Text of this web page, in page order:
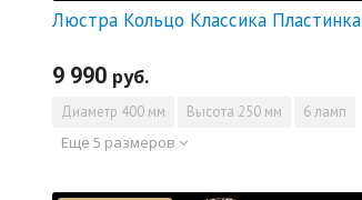
Люстра Кольцо Классика Пластинка
9 990 руб.
Диаметр 400 мм Высота 250 мм 6 ламп
Еще 5 размеров